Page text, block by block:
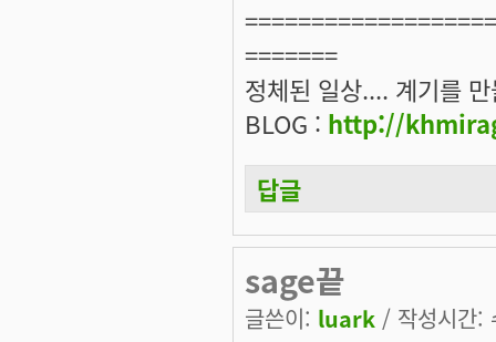
=======
정체된 일상.... 계기를
BLOG : http://
답글
sage끝
글쓴이: luark / 작성시간